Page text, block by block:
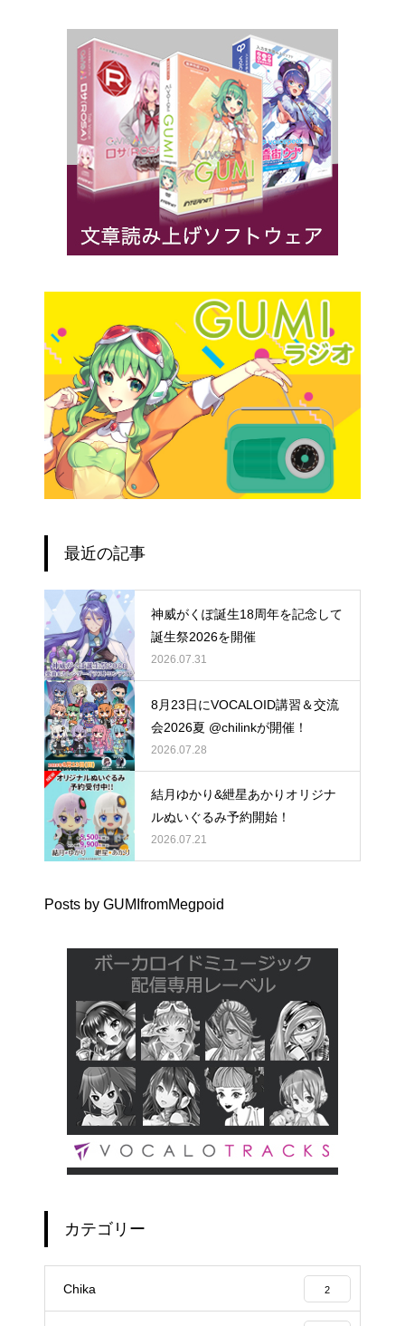
最近の記事
神威がくぽ誕生18周年を記念して
誕生祭2026を開催
2026.07.31
8月23日にVOCALOID講習＆交流
会2026夏 @chilinkが開催！
2026.07.28
結月ゆかり&紲星あかりオリジナ
ルぬいぐるみ予約開始！
2026.07.21
Posts by GUMIfromMegpoid
カテゴリー
Chika 2